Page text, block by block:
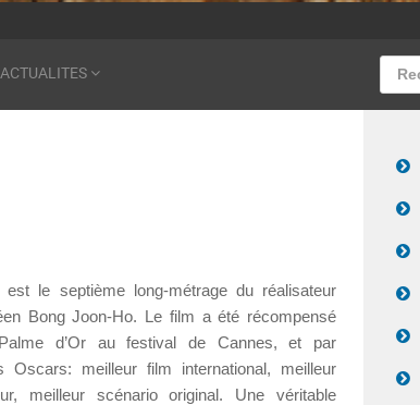
ACTUALITES
est le septième long-métrage du réalisateur
Bong Joon-Ho. Le film a été récompensé
d’Or au festival de Cannes, et par
Oscars: meilleur film international, meilleur
meilleur scénario original. Une véritable